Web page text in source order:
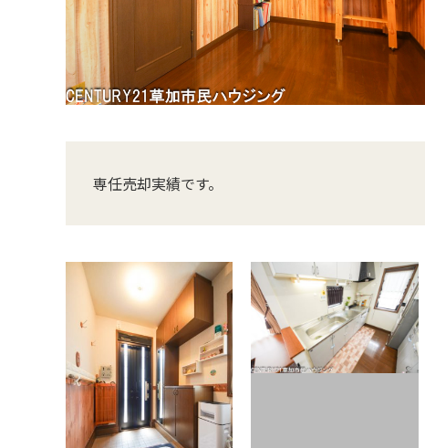
専任売却実績です。